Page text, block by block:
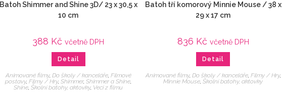
Batoh Shimmer and Shine 3D/ 23 x 30,5 x
10 cm
388 Kč včetně DPH
Detail
Animované filmy, Do školy / kanceláře, Filmové
postavy,Filmy / Hry,Shimmer,Shimmer a Shine,
Shine,Školní batohy, aktovky, Veci z filmu
Batoh tří komorový Minnie Mouse / 38 x
29 x 17 cm
836 Kč včetně DPH
Detail
Animované filmy, Do školy / kanceláře, Filmy / Hry,
Minnie Mouse,Školní batohy, aktovky